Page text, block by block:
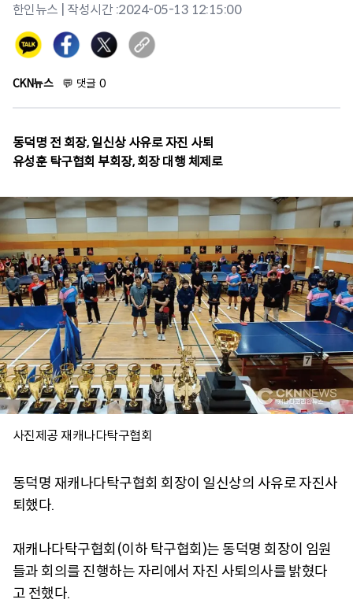
한인뉴스 | 작성시간 :2024-05-13 12:15:00
CKN뉴스 💬 댓글 0
동덕명 전 회장, 일신상 사유로 자진 사퇴
유성훈 탁구협회 부회장, 회장 대행 체제로
사진제공 재캐나다탁구협회
동덕명 재캐나다탁구협회 회장이 일신상의 사유로 자진사
퇴했다.
재캐나다탁구협회(이하 탁구협회)는 동덕명 회장이 임원
들과 회의를 진행하는 자리에서 자진 사퇴의사를 밝혔다
고 전했다.